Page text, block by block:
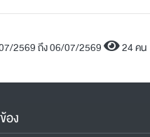
2569 ถึง 06/07/2569 24 คน
อง